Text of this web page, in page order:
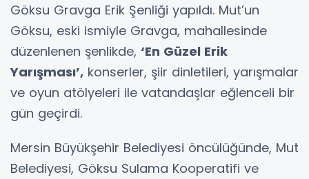
Göksu Gravga Erik Şenliği yapıldı. Mut’un
Göksu, eski ismiyle Gravga, mahallesinde
düzenlenen şenlikde, ‘En Güzel Erik
Yarışması’, konserler, şiir dinletileri, yarışmalar
ve oyun atölyeleri ile vatandaşlar eğlenceli bir
gün geçirdi.
Mersin Büyükşehir Belediyesi öncülüğünde, Mut
Belediyesi, Göksu Sulama Kooperatifi ve